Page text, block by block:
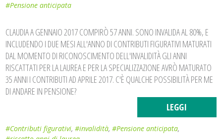
#Pensione anticipata
CLAUDIA A GENNAIO 2017 COMPIRÒ 57 ANNI. SONO INVALIDA AL 80%, E
INCLUDENDO I DUE MESI ALL'ANNO DI CONTRIBUTI FIGURATIVI MATURATI
DAL MOMENTO DI RICONOSCIMENTO DELL'INVALIDITÀ GLI ANNI
RISCATTATI PER LA LAUREA E PER LA SPECIALIZZAZIONE AVRÒ MATURATO
35 ANNI I CONTRIBUTI AD APRILE 2017. C'È QUALCHE POSSIBILITÀ PER ME
DI ANDARE IN PENSIONE?
LEGGI
#Contributi figurativi,#invalidità,#Pensione anticipata,